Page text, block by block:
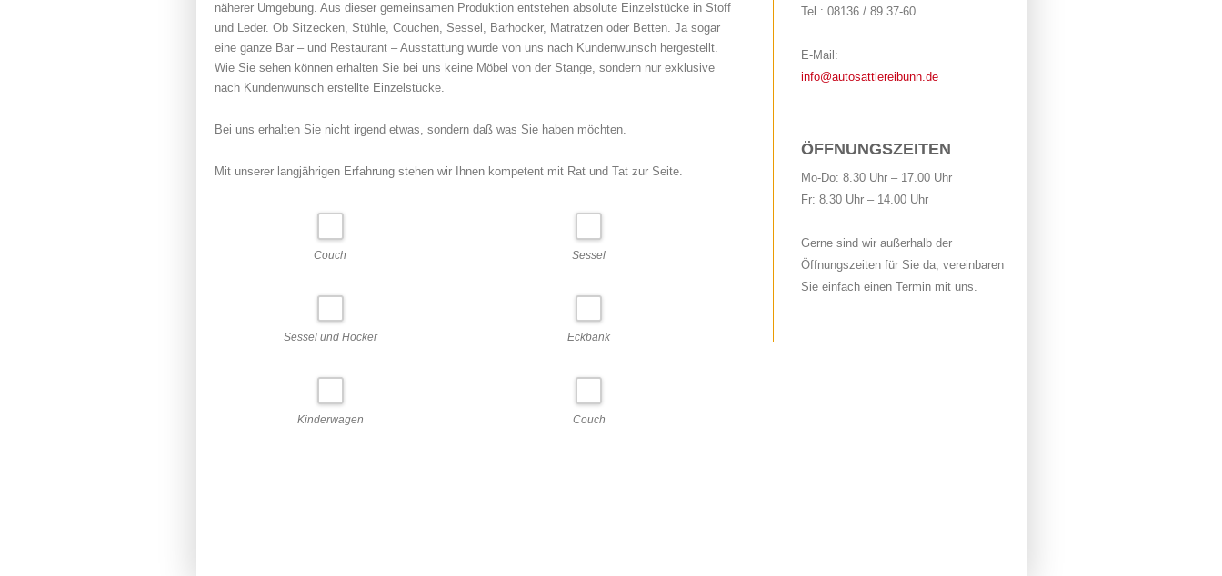
näherer Umgebung. Aus dieser gemeinsamen Produktion entstehen absolute Einzelstücke in Stoff
und Leder. Ob Sitzecken, Stühle, Couchen, Sessel, Barhocker, Matratzen oder Betten. Ja sogar
eine ganze Bar – und Restaurant – Ausstattung wurde von uns nach Kundenwunsch hergestellt.
Wie Sie sehen können erhalten Sie bei uns keine Möbel von der Stange, sondern nur exklusive
nach Kundenwunsch erstellte Einzelstücke.
Bei uns erhalten Sie nicht irgend etwas, sondern daß was Sie haben möchten.
Mit unserer langjährigen Erfahrung stehen wir Ihnen kompetent mit Rat und Tat zur Seite.
Couch Sessel
Sessel und Hocker Eckbank
Kinderwagen Couch
Tel.: 08136 / 89 37-60
E-Mail:
info@autosattlereibunn.de
ÖFFNUNGSZEITEN
Mo-Do: 8.30 Uhr – 17.00 Uhr
Fr: 8.30 Uhr – 14.00 Uhr
Gerne sind wir außerhalb der
Öffnungszeiten für Sie da, vereinbaren
Sie einfach einen Termin mit uns.